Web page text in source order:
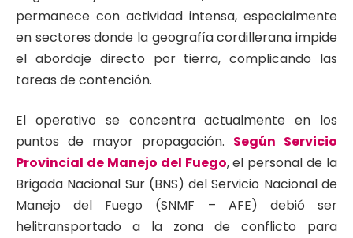
permanece con actividad intensa, especialmente
en sectores donde la geografía cordillerana impide
el abordaje directo por tierra, complicando las
tareas de contención.
El operativo se concentra actualmente en los
puntos de mayor propagación. Según Servicio
Provincial de Manejo del Fuego, el personal de la
Brigada Nacional Sur (BNS) del Servicio Nacional de
Manejo del Fuego (SNMF – AFE) debió ser
helitransportado a la zona de conflicto para